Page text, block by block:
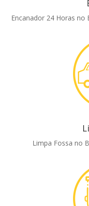
Encanador 24 Horas
Limpa Fossa no